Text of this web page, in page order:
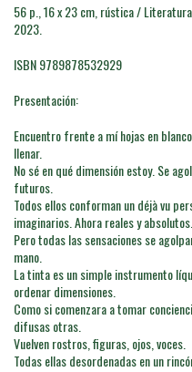
56 p., 16 x 23 cm, rústica /
2023.
ISBN 9789878532929
Presentación:
Encuentro frente a mí hojas en
llenar.
No sé en qué dimensión estoy. Se
futuros.
Todos ellos conforman un déjà vu
imaginarios. Ahora reales y absolutos.
Pero todas las sensaciones se
mano.
La tinta es un simple instrumento
ordenar dimensiones.
Como si comenzara a tomar
difusas otras.
Vuelven rostros, figuras, ojos, voces.
Todas ellas desordenadas en un